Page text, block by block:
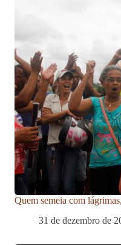
Quem semeia com
31 de dezembro de